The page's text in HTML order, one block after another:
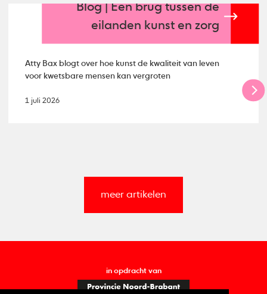
Blog | Een brug tussen de
eilanden kunst en zorg
Atty Bax blogt over hoe kunst de kwaliteit van leven
voor kwetsbare mensen kan vergroten
1 juli 2026
meer artikelen
in opdracht van